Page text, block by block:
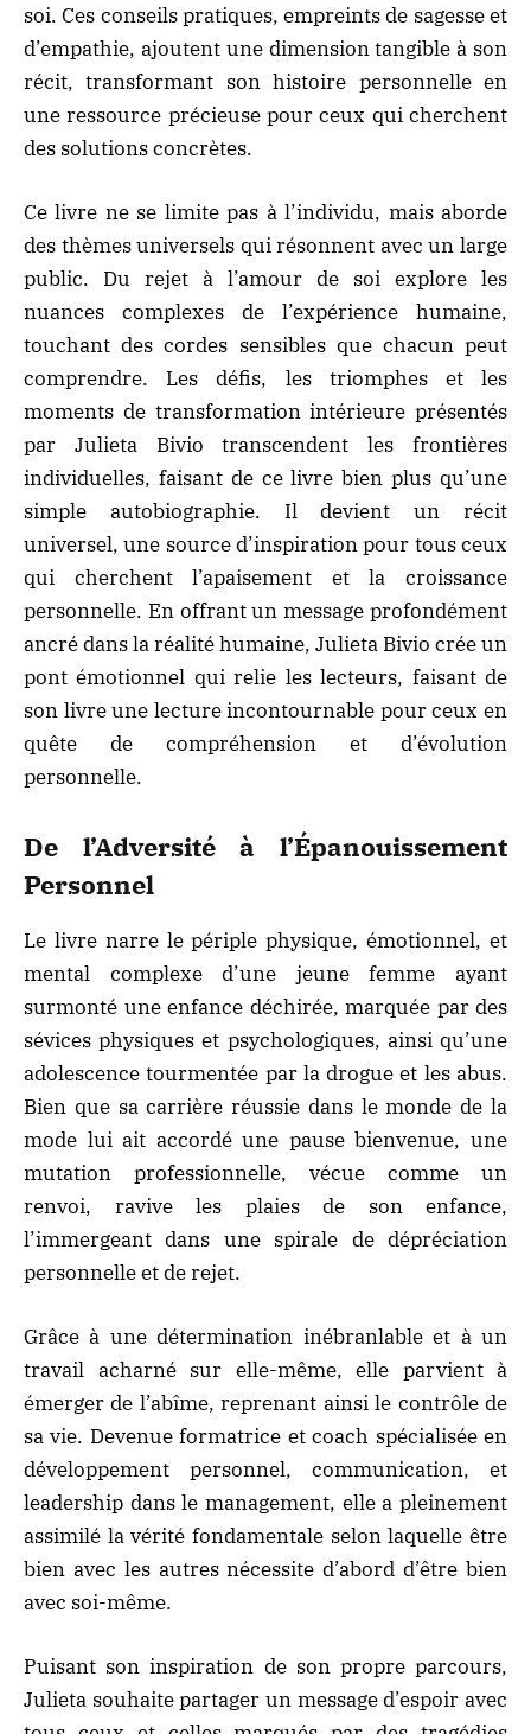
soi. Ces conseils pratiques, empreints de sagesse et
d’empathie, ajoutent une dimension tangible à son
récit, transformant son histoire personnelle en
une ressource précieuse pour ceux qui cherchent
des solutions concrètes.
Ce livre ne se limite pas à l’individu, mais aborde
des thèmes universels qui résonnent avec un large
public. Du rejet à l’amour de soi explore les
nuances complexes de l’expérience humaine,
touchant des cordes sensibles que chacun peut
comprendre. Les défis, les triomphes et les
moments de transformation intérieure présentés
par Julieta Bivio transcendent les frontières
individuelles, faisant de ce livre bien plus qu’une
simple autobiographie. Il devient un récit
universel, une source d’inspiration pour tous ceux
qui cherchent l’apaisement et la croissance
personnelle. En offrant un message profondément
ancré dans la réalité humaine, Julieta Bivio crée un
pont émotionnel qui relie les lecteurs, faisant de
son livre une lecture incontournable pour ceux en
quête de compréhension et d’évolution
personnelle.
De l’Adversité à l’Épanouissement
Personnel
Le livre narre le périple physique, émotionnel, et
mental complexe d’une jeune femme ayant
surmonté une enfance déchirée, marquée par des
sévices physiques et psychologiques, ainsi qu’une
adolescence tourmentée par la drogue et les abus.
Bien que sa carrière réussie dans le monde de la
mode lui ait accordé une pause bienvenue, une
mutation professionnelle, vécue comme un
renvoi, ravive les plaies de son enfance,
l’immergeant dans une spirale de dépréciation
personnelle et de rejet.
Grâce à une détermination inébranlable et à un
travail acharné sur elle-même, elle parvient à
émerger de l’abîme, reprenant ainsi le contrôle de
sa vie. Devenue formatrice et coach spécialisée en
développement personnel, communication, et
leadership dans le management, elle a pleinement
assimilé la vérité fondamentale selon laquelle être
bien avec les autres nécessite d’abord d’être bien
avec soi-même.
Puisant son inspiration de son propre parcours,
Julieta souhaite partager un message d’espoir avec